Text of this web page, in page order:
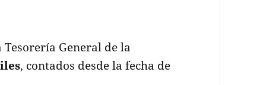
General de la
, contados desde la fecha de